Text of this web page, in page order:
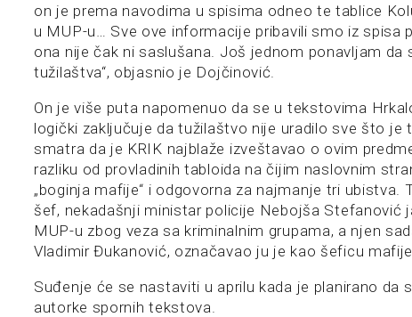
on je prema navodima u spisima odneo te tablice
u MUP-u… Sve ove informacije pribavili smo iz spisa
ona nije čak ni saslušana. Još jednom ponavljam da
tužilaštva“, objasnio je Dojčinović.
On je više puta napomenuo da se u tekstovima
logički zaključuje da tužilaštvo nije uradilo sve što je
smatra da je KRIK najblaže izveštavao o ovim
razliku od provladinih tabloida na čijim naslovnim
„boginja mafije“ i odgovorna za najmanje tri ubistva.
šef, nekadašnji ministar policije Nebojša Stefanović
MUP-u zbog veza sa kriminalnim grupama, a njen
Vladimir Đukanović, označavao ju je kao šeficu
Suđenje će se nastaviti u aprilu kada je planirano da
autorke spornih tekstova.